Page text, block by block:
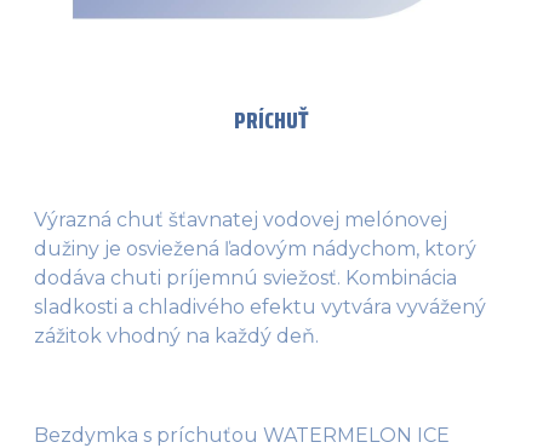
PRÍCHUŤ
Výrazná chuť šťavnatej vodovej melónovej
dužiny je osviežená ľadovým nádychom, ktorý
dodáva chuti príjemnú sviežosť. Kombinácia
sladkosti a chladivého efektu vytvára vyvážený
zážitok vhodný na každý deň.
Bezdymka s príchuťou WATERMELON ICE